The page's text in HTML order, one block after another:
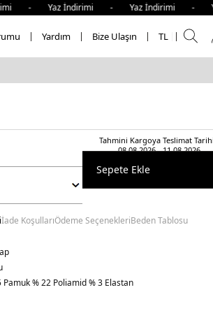
İndirimi - Yaz İndirimi
Yardım Bize Ulaşın TL
Tahmini Kargoya Teslimat
08.08.2026 - 11.08.2026
Sepete Ekle
İade KoşullarıÖdeme SeçenekleriBeden Tablosu
Pamuk % 22 Poliamid % 3 Elastan